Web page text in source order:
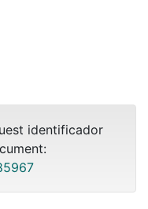
identificador